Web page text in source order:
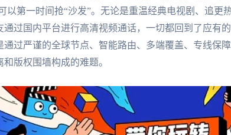
以第一时间抢“沙发”。无论是重温经典电视剧、追更
通过国内平台进行高清视频通话，一切都回到了应有
通过严谨的全球节点、智能路由、多端覆盖、专线保
版权围墙构成的难题。